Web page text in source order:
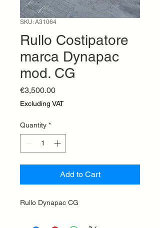
SKU: A31064
Rullo Costipatore
marca Dynapac
mod. CG
€3,500.00Price
Excluding VAT
Quantity *
Add to Cart
Rullo Dynapac CG